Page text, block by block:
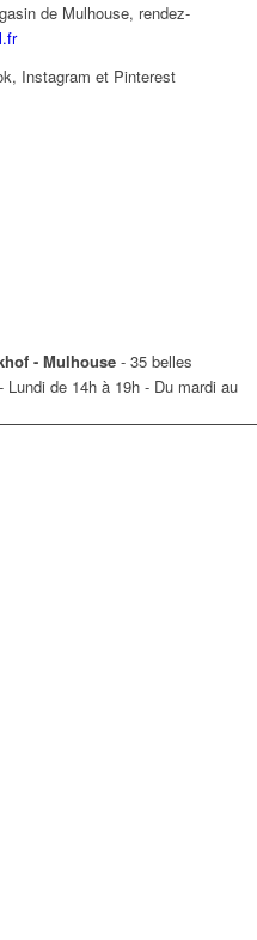
de Mulhouse, rendez-
Instagram et Pinterest
- Mulhouse - 35 belles
de 14h à 19h - Du mardi au